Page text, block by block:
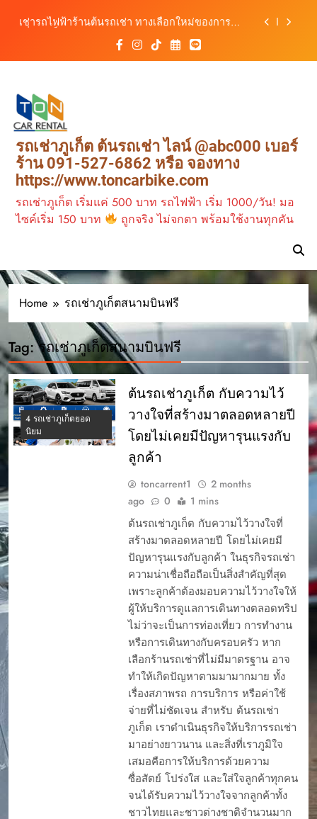
เช่ารถไฟฟ้าร้านต้นรถเช่า ทางเลือกใหม่ของการ
ต้นรถเช่ามอเตอร์ไซค์ภูเก็ต ราคาประหยัด ขี่ง่าย รับ
รถสะดวก 24 ชั่วโมง
สะดวก ราคาประหยัด เริ่มต้นเพียง 150 บาท/วัน
ต้นรถเช่า ครบทุกฟังก์ชันการใช้งาน ครบทุกประเภท
รถ ตอบโจทย์ทุกการเดินทางในภูเก็ต
เช่ารถไฟฟ้าร้านต้นรถเช่า ทางเลือกใหม่ของการ
เที่ยวภูเก็ต ขับเงียบ ประหยัด และทันสมัย
ต้นรถเช่ามอเตอร์ไซค์ภูเก็ต ราคาประหยัด ขี่ง่าย รับ
รถสะดวก 24 ชั่วโมง
รถเช่าภูเก็ต ต้นรถเช่า ไลน์ @abc000 เบอร์
ร้าน 091-527-6862 หรือ จองทาง
https://www.toncarbike.com
รถเช่าภูเก็ต เริ่มแค่ 500 บาท รถไฟฟ้า เริ่ม 1000/วัน! มอ
ไซค์เริ่ม 150 บาท
ถูกจริง ไม่จกตา พร้อมใช้งานทุกคัน
Home รถเช่าภูเก็ตสนามบินฟรี
Tag:รถเช่าภูเก็ตสนามบินฟรี
4 รถเช่าภูเก็ตยอด
นิยม
ต้นรถเช่าภูเก็ต กับความไว้
วางใจที่สร้างมาตลอดหลายปี
โดยไม่เคยมีปัญหารุนแรงกับ
ลูกค้า
toncarrent1
2 months
ago
0 1 mins
ต้นรถเช่าภูเก็ต กับความไว้วางใจที่
สร้างมาตลอดหลายปี โดยไม่เคยมี
ปัญหารุนแรงกับลูกค้า ในธุรกิจรถเช่า
ความน่าเชื่อถือถือเป็นสิ่งสำคัญที่สุด
เพราะลูกค้าต้องมอบความไว้วางใจให้
ผู้ให้บริการดูแลการเดินทางตลอดทริป
ไม่ว่าจะเป็นการท่องเที่ยว การทำงาน
หรือการเดินทางกับครอบครัว หาก
เลือกร้านรถเช่าที่ไม่มีมาตรฐาน อาจ
ทำให้เกิดปัญหาตามมามากมาย ทั้ง
เรื่องสภาพรถ การบริการ หรือค่าใช้
จ่ายที่ไม่ชัดเจน สำหรับ ต้นรถเช่า
ภูเก็ต เราดำเนินธุรกิจให้บริการรถเช่า
มาอย่างยาวนาน และสิ่งที่เราภูมิใจ
เสมอคือการให้บริการด้วยความ
ซื่อสัตย์ โปร่งใส และใส่ใจลูกค้าทุกคน
จนได้รับความไว้วางใจจากลูกค้าทั้ง
ชาวไทยและชาวต่างชาติจำนวนมาก